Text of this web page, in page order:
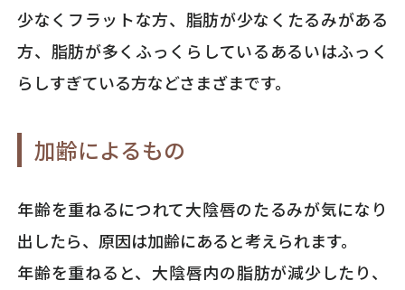
少なくフラットな方、脂肪が少なくたるみがある
方、脂肪が多くふっくらしているあるいはふっく
らしすぎている方などさまざまです。
加齢によるもの
年齢を重ねるにつれて大陰唇のたるみが気になり
出したら、原因は加齢にあると考えられます。
年齢を重ねると、大陰唇内の脂肪が減少したり、